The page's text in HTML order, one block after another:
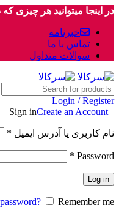
در اینجا میتوانید هر چیزی
خبرنامه
تماس با ما
سوالات متداول
Login / Register
Sign inCreate an Account
نام کاربری یا آدرس ایمیل *
Password
*
Log in
Remember me